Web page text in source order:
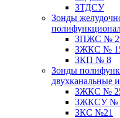
ЗТДСУ
Зонды
ЗПЖС №
ЗЖКС №
ЗКП № 8
Зонды
двухканальные
ЗЖКС №
ЗЖКСУ №
ЗКС №21